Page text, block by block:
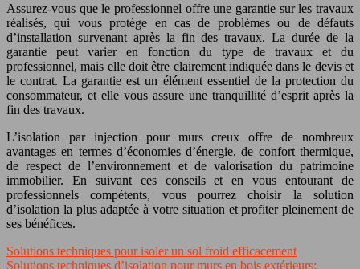
Assurez-vous que le professionnel offre une garantie sur les travaux
réalisés, qui vous protège en cas de problèmes ou de défauts
d’installation survenant après la fin des travaux. La durée de la
garantie peut varier en fonction du type de travaux et du
professionnel, mais elle doit être clairement indiquée dans le devis et
le contrat. La garantie est un élément essentiel de la protection du
consommateur, et elle vous assure une tranquillité d’esprit après la
fin des travaux.
L’isolation par injection pour murs creux offre de nombreux
avantages en termes d’économies d’énergie, de confort thermique,
de respect de l’environnement et de valorisation du patrimoine
immobilier. En suivant ces conseils et en vous entourant de
professionnels compétents, vous pourrez choisir la solution
d’isolation la plus adaptée à votre situation et profiter pleinement de
ses bénéfices.
Solutions techniques pour isoler un sol froid efficacement
Solutions techniques d’isolation pour murs en bois extérieurs: